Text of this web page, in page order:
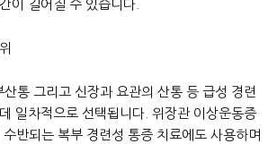
이 길어질 수 있습니다.
통 그리고 신장과 요관의 산통 등 급성 경련
일차적으로 선택됩니다. 위장관 이상운동증
반되는 복부 경련성 통증 치료에도 사용하며